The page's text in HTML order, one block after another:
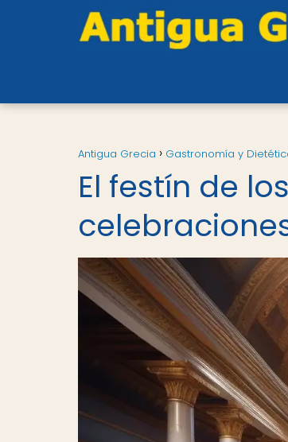
Antigua Grecia Gastronomía y
El festín de